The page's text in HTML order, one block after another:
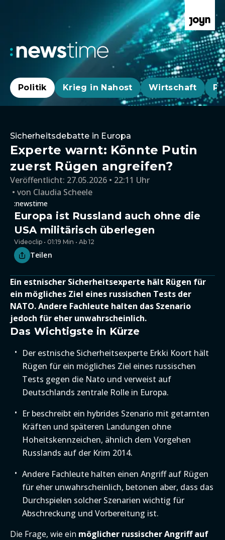
Politik Krieg in Nahost Wirtschaft
Sicherheitsdebatte in Europa
Experte warnt: Könnte Putin
zuerst Rügen angreifen?
Veröffentlicht: 27.05.2026 • 22:11 Uhr
von Claudia Scheele
:newstime
Europa ist Russland auch ohne die
USA militärisch überlegen
Videoclip • 01:19 Min • Ab 12
Teilen
Ein estnischer Sicherheitsexperte hält Rügen für
ein mögliches Ziel eines russischen Tests der
NATO. Andere Fachleute halten das Szenario
jedoch für eher unwahrscheinlich.
Das Wichtigste in Kürze
Der estnische Sicherheitsexperte Erkki Koort hält
Rügen für ein mögliches Ziel eines russischen
Tests gegen die Nato und verweist auf
Deutschlands zentrale Rolle in Europa.
Er beschreibt ein hybrides Szenario mit getarnten
Kräften und späteren Landungen ohne
Hoheitskennzeichen, ähnlich dem Vorgehen
Russlands auf der Krim 2014.
Andere Fachleute halten einen Angriff auf Rügen
für eher unwahrscheinlich, betonen aber, dass das
Durchspielen solcher Szenarien wichtig für
Abschreckung und Vorbereitung ist.
Die Frage, wie ein möglicher russischer Angriff auf